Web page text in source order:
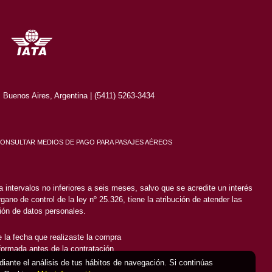
Aires, Argentina | (5411) 5263-3434
MEDIOS DE PAGO PARA PASAJES AÉREOS
no inferiores a seis meses, salvo que se acredite un interés
de control de la ley nº 25.326, tiene la atribución de atender las
de datos personales.
la fecha que realizaste la compra
antes de la contratación.
el análisis de tus hábitos de navegación. Si continúas